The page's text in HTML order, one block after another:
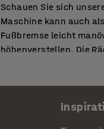
Schauen Sie sich
Maschine kann auch
Fußbremse leicht
höhenverstellen. Die
mit schweren Lasten
Kompakter Stapler
Schauen Sie sich